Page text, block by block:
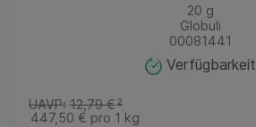
20 g
Globuli
00081441
Verfügbarkeit
UAVP: 12,79 €²
447,50 € pro 1 kg